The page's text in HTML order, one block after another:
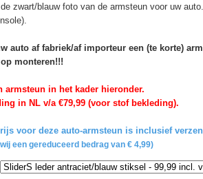
zwart/blauw foto van de armsteun voor uw
auto af fabriek/af importeur een (te korte)
monteren!!!
armsteun in het kader hieronder.
in NL v/a €79,99 (voor stof bekleding).
voor deze auto-armsteun is inclusief
een gereduceerd bedrag van € 4,99)